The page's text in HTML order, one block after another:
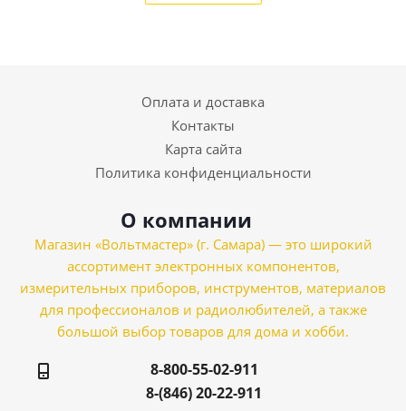
Оплата и доставка
Контакты
Карта сайта
Политика конфиденциальности
О компании
Магазин «Вольтмастер» (г. Самара) — это широкий
ассортимент электронных компонентов,
измерительных приборов, инструментов, материалов
для профессионалов и радиолюбителей, а также
большой выбор товаров для дома и хобби.
8-800-55-02-911
8-(846) 20-22-911